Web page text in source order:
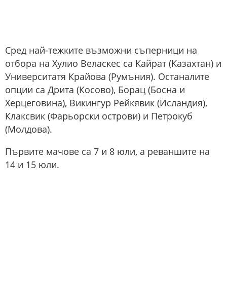
Сред най-тежките възможни съперници на
отбора на Хулио Веласкес са Кайрат (Казахтан) и
Университатя Крайова (Румъния). Останалите
опции са Дрита (Косово), Борац (Босна и
Херцеговина), Викингур Рейкявик (Исландия),
Клаксвик (Фарьорски острови) и Петрокуб
(Молдова).
Първите мачове са 7 и 8 юли, а реваншите на
14 и 15 юли.